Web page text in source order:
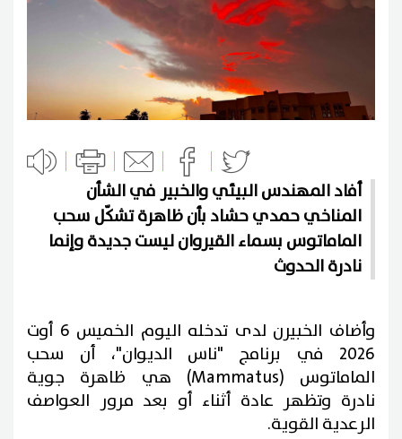
أفاد المهندس البيئي والخبير في الشأن
المناخي حمدي حشاد بأن ظاهرة تشكّل سحب
الماماتوس بسماء القيروان ليست جديدة وإنما
نادرة الحدوث
وأضاف الخبيرن لدى تدخله اليوم الخميس 6 أوت
2026 في برنامج "ناس الديوان"، أن سحب
الماماتوس (Mammatus) هي
ظاهرة جوية
نادرة وتظهر عادة أثناء أو بعد مرور العواصف
الرعدية القوية.